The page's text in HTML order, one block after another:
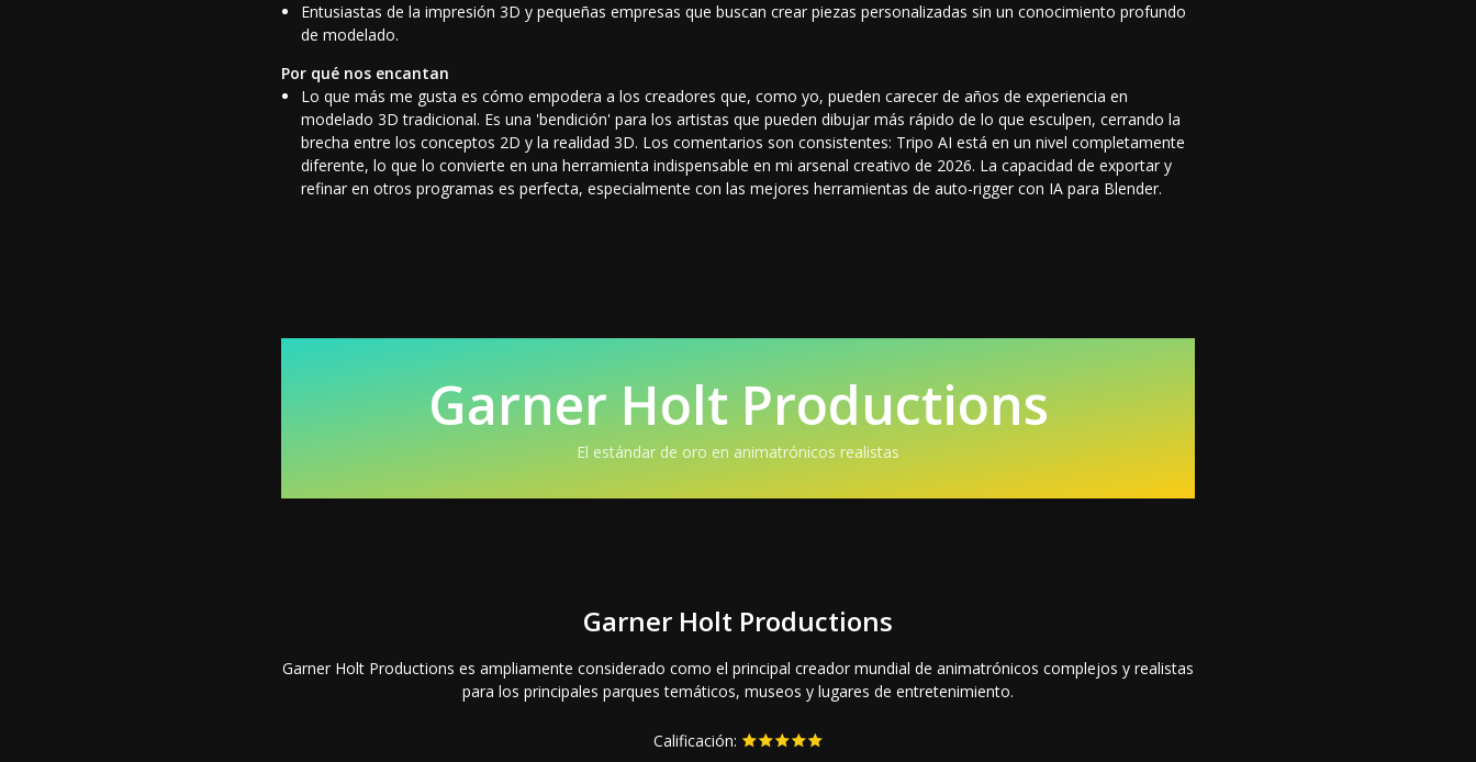
Entusiastas de la impresión 3D y pequeñas empresas que buscan crear piezas personalizadas sin un conocimiento profundo
de modelado.
Por qué nos encantan
Lo que más me gusta es cómo empodera a los creadores que, como yo, pueden carecer de años de experiencia en
modelado 3D tradicional. Es una 'bendición' para los artistas que pueden dibujar más rápido de lo que esculpen, cerrando la
brecha entre los conceptos 2D y la realidad 3D. Los comentarios son consistentes: Tripo AI está en un nivel completamente
diferente, lo que lo convierte en una herramienta indispensable en mi arsenal creativo de 2026. La capacidad de exportar y
refinar en otros programas es perfecta, especialmente con las mejores herramientas de auto-rigger con IA para Blender.
Garner Holt Productions
El estándar de oro en animatrónicos realistas
Garner Holt Productions
Garner Holt Productions es ampliamente considerado como el principal creador mundial de animatrónicos complejos y realistas
para los principales parques temáticos, museos y lugares de entretenimiento.
Calificación: